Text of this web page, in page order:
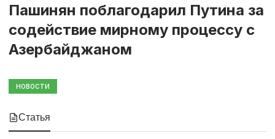
Пашинян поблагодарил Путина за
содействие мирному процессу с
Азербайджаном
НОВОСТИ
Статья